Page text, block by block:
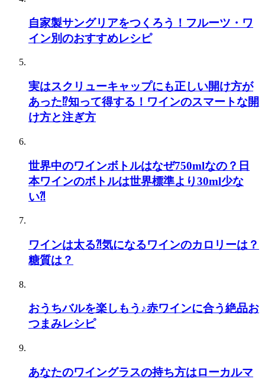
自家製サングリアをつくろう！フルーツ・ワ
イン別のおすすめレシピ
実はスクリューキャップにも正しい開け方が
あった⁉知って得する！ワインのスマートな開
け方と注ぎ方
世界中のワインボトルはなぜ750mlなの？日
本ワインのボトルは世界標準より30ml少な
い⁈
ワインは太る⁈気になるワインのカロリーは？
糖質は？
おうちバルを楽しもう♪赤ワインに合う絶品お
つまみレシピ
あなたのワイングラスの持ち方はローカルマ